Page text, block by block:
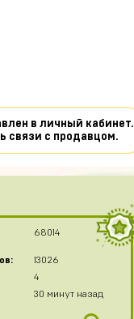
в личный кабинет.
связи с продавцом.
68014
13026
4
30 минут назад